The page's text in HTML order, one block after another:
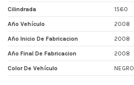
Cilindrada 1560
Año Vehículo 2008
Año Inicio De Fabricacion 2008
Año Final De Fabricacion 2008
Color De Vehículo NEGRO